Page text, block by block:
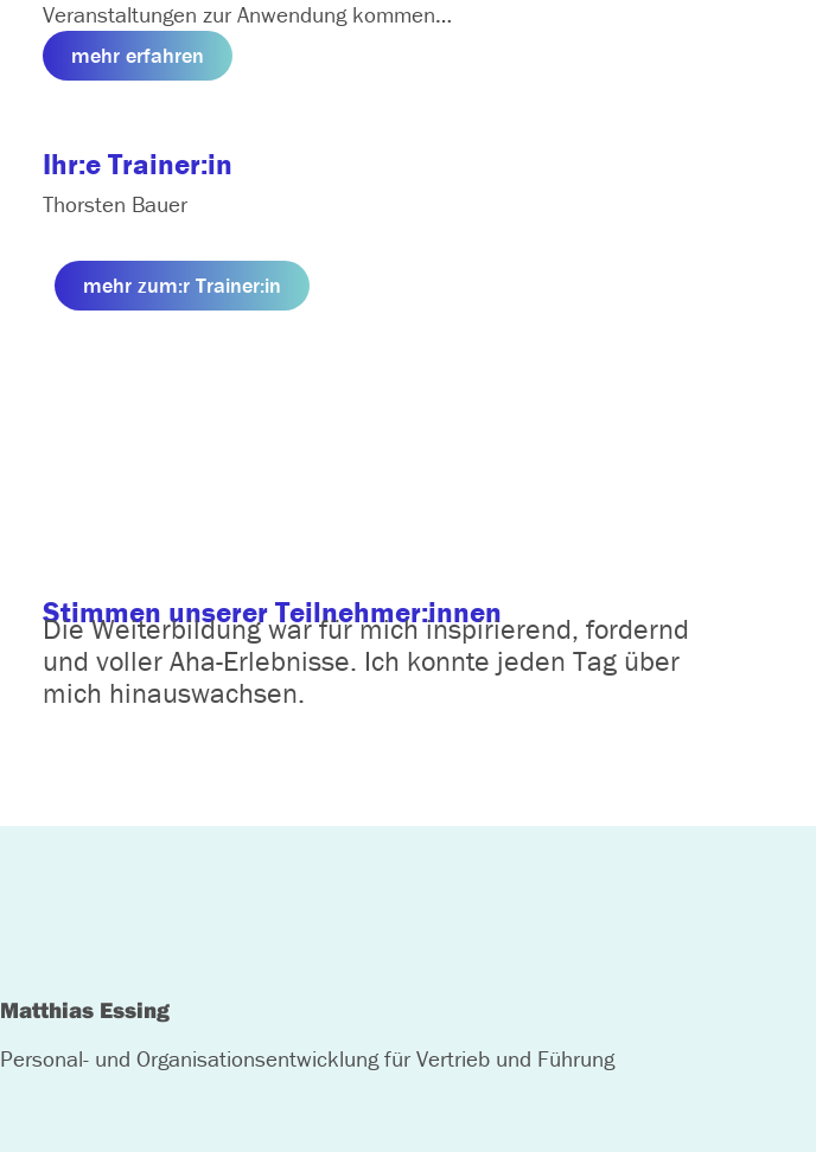
Veranstaltungen zur Anwendung kommen…
mehr erfahren
Ihr:e Trainer:in
Thorsten Bauer
mehr zum:r Trainer:in
Stimmen unserer Teilnehmer:innen
Die Weiterbildung war für mich inspirierend, fordernd
und voller Aha-Erlebnisse. Ich konnte jeden Tag über
mich hinauswachsen.
Matthias Essing
Personal- und Organisationsentwicklung für Vertrieb und Führung